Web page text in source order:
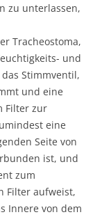
zu unterlassen,
Tracheostoma,
und
Stimmventil,
und eine
Filter zur
eine
Seite von
ist, und
zum
Filter aufweist,
Innere von dem